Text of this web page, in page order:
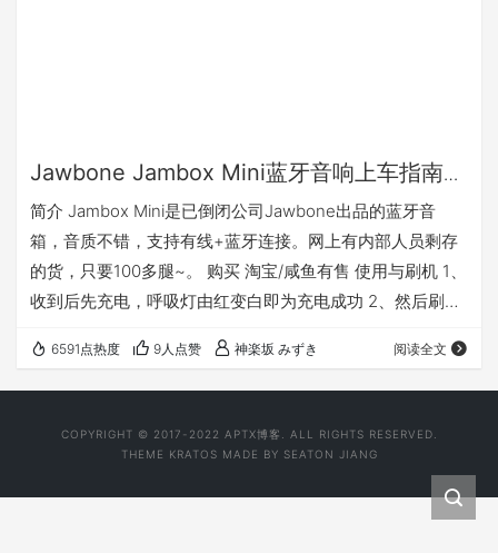
Jawbone Jambox Mini蓝牙音响上车指南与
刷机
简介 Jambox Mini是已倒闭公司Jawbone出品的蓝牙音
箱，音质不错，支持有线+蓝牙连接。网上有内部人员剩存
的货，只要100多腿~。 购买 淘宝/咸鱼有售 使用与刷机 1、
收到后先充电，呼吸灯由红变白即为充电成功 2、然后刷新
https://robertianhawdon.me.uk/jambox/ Live Audio：(+)
(-) 一起按住 两个JamboxMini组左右双路： 两边的(播放)
后按住任意一个的+…
6591点热度 9人点赞 神楽坂 みずき 阅读全文
COPYRIGHT © 2017-2022 APTX博客
. ALL RIGHTS RESERVED.
THEME KRATOS MADE BY SEATON JIANG